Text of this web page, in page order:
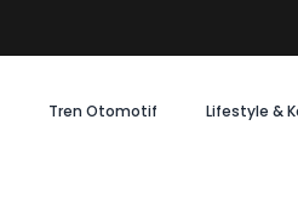
Tren Otomotif Lifestyle &